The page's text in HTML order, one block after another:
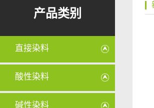
产品类别
直接染料
酸性染料
碱性染料